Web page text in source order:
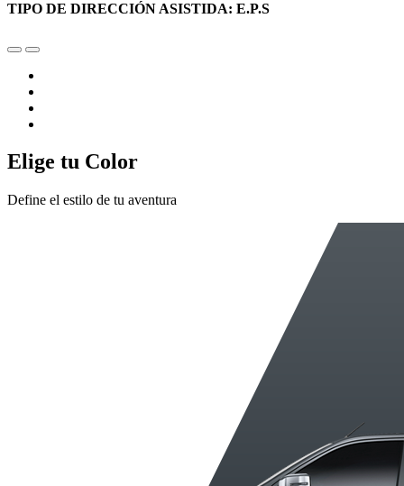
TIPO DE DIRECCIÓN ASISTIDA: E.P.S
Elige tu Color
Define el estilo de tu aventura